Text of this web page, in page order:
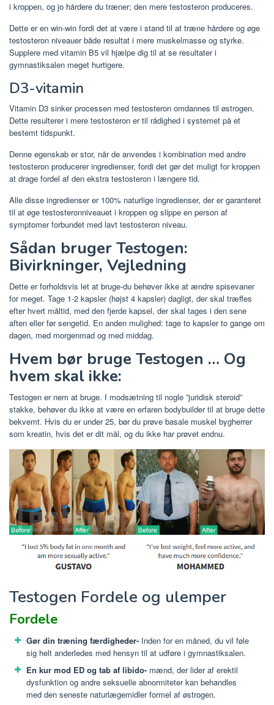
i kroppen, og jo hårdere du træner; den mere testosteron produceres.
Dette er en win-win fordi det at være i stand til at træne hårdere og øge
testosteron niveauer både resultat i mere muskelmasse og styrke.
Supplere med vitamin B5 vil hjælpe dig til at se resultater i
gymnastiksalen meget hurtigere.
D3-vitamin
Vitamin D3 sinker processen med testosteron omdannes til østrogen.
Dette resulterer i mere testosteron er til rådighed i systemet på et
bestemt tidspunkt.
Denne egenskab er stor, når de anvendes i kombination med andre
testosteron producerer ingredienser, fordi det gør det muligt for kroppen
at drage fordel af den ekstra testosteron i længere tid.
Alle disse ingredienser er 100% naturlige ingredienser, der er garanteret
til at øge testosteronniveauet i kroppen og slippe en person af
symptomer forbundet med lavt testosteron niveau.
Sådan bruger Testogen:
Bivirkninger, Vejledning
Dette er forholdsvis let at bruge-du behøver ikke at ændre spisevaner
for meget. Tage 1-2 kapsler (højst 4 kapsler) dagligt, der skal træffes
efter hvert måltid, med den fjerde kapsel, der skal tages i den sene
aften eller før sengetid. En anden mulighed: tage to kapsler to gange om
dagen, med morgenmad og med middag.
Hvem bør bruge Testogen … Og
hvem skal ikke:
Testogen er nem at bruge. I modsætning til nogle ”juridisk steroid”
stakke, behøver du ikke at være en erfaren bodybuilder til at bruge dette
bekvemt. Hvis du er under 25, bør du prøve basale muskel bygherrer
som kreatin, hvis det er dit mål, og du ikke har prøvet endnu.
Testogen Fordele og ulemper
Fordele
Gør din træning færdigheder- Inden for en måned, du vil føle
sig helt anderledes med hensyn til at udføre i gymnastiksalen.
En kur mod ED og tab af libido- mænd, der lider af erektil
dysfunktion og andre seksuelle abnormiteter kan behandles
med den seneste naturlægemidler formel af østrogen.